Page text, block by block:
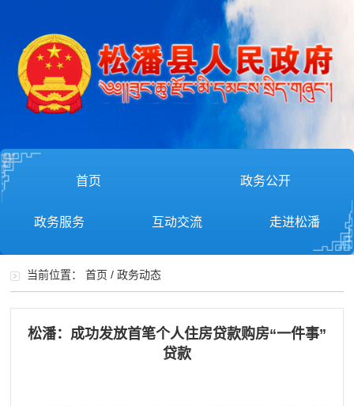
首页 政务公开
政务服务 互动交流 走进松潘
当前位置：首页 /政务动态
松潘：成功发放首笔个人住房贷款购房“一件事”
贷款